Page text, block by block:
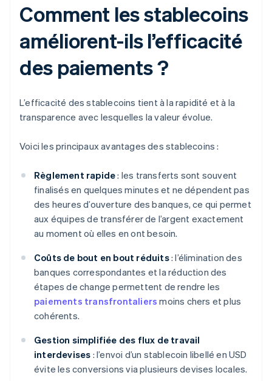
Comment les stablecoins
améliorent-ils l’efficacité
des paiements ?
L’efficacité des stablecoins tient à la rapidité et à la
transparence avec lesquelles la valeur évolue.
Voici les principaux avantages des stablecoins :
Règlement rapide: les transferts sont souvent
finalisés en quelques minutes et ne dépendent pas
des heures d’ouverture des banques, ce qui permet
aux équipes de transférer de l’argent exactement
au moment où elles en ont besoin.
Coûts de bout en bout réduits: l’élimination des
banques correspondantes et la réduction des
étapes de change permettent de rendre les
paiements transfrontaliers moins chers et plus
cohérents.
Gestion simplifiée des flux de travail
interdevises : l’envoi d’un stablecoin libellé en USD
évite les conversions via plusieurs devises locales.